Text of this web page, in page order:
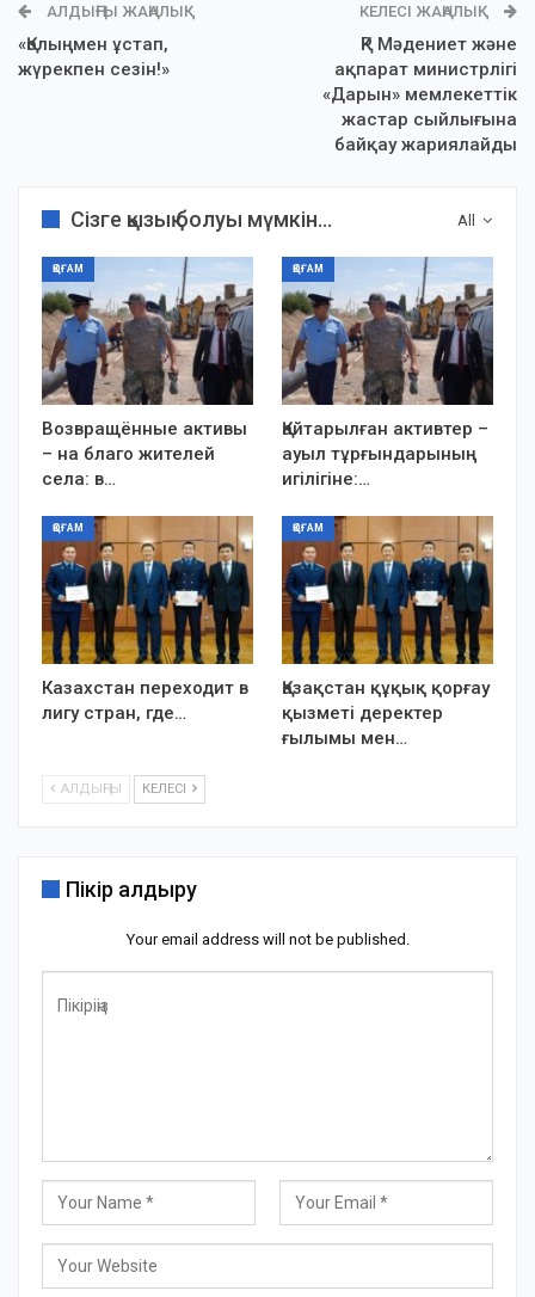
АЛДЫҢҒЫ ЖАҢАЛЫҚ
«Қолыңмен ұстап,
жүрекпен сезін!»
КЕЛЕСІ ЖАҢАЛЫҚ
ҚР Мәдениет және
ақпарат министрлігі
«Дарын» мемлекеттік
жастар сыйлығына
байқау жариялайды
All
Сізге қызық болуы мүмкін...
ҚОҒАМ
Возвращённые активы
– на благо жителей
села: в…
ҚОҒАМ
Қайтарылған активтер –
ауыл тұрғындарының
игілігіне:…
ҚОҒАМ
Казахстан переходит в
лигу стран, где…
ҚОҒАМ
Қазақстан құқық қорғау
қызметі деректер
ғылымы мен…
АЛДЫҢҒЫ КЕЛЕСІ
Пікір қалдыру
Your email address will not be published.